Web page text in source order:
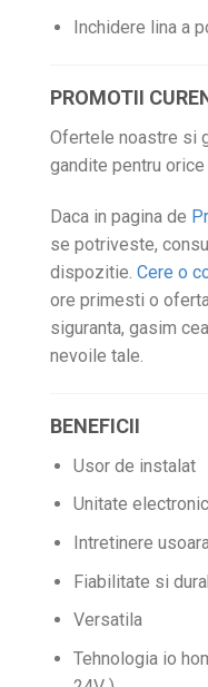
Inchidere lina a
PROMOTII
Ofertele noastre si
gandite pentru
Daca in pagina de
se potriveste,
dispozitie. Cere o
ore primesti o
siguranta, gasim
nevoile tale.
BENEFICII
Usor de instalat
Unitate
Intretinere
Fiabilitate si
Versatila
Tehnologia io